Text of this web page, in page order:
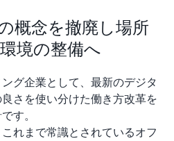
概念を撤廃し場所
境の整備へ
グ企業として、最新のデジタ
さを使い分けた働き方改革を
す。
れまで常識とされているオフ